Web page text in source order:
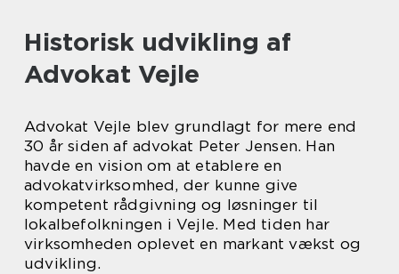
Historisk udvikling af
Advokat Vejle
Advokat Vejle blev grundlagt for mere end
30 år siden af advokat Peter Jensen. Han
havde en vision om at etablere en
advokatvirksomhed, der kunne give
kompetent rådgivning og løsninger til
lokalbefolkningen i Vejle. Med tiden har
virksomheden oplevet en markant vækst og
udvikling.